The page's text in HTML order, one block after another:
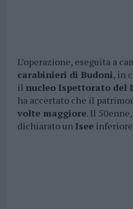
L’operazione, eseguita a
carabinieri di Budoni, in
il nucleo Ispettorato del
ha accertato che il
volte maggiore. Il
dichiarato un Isee